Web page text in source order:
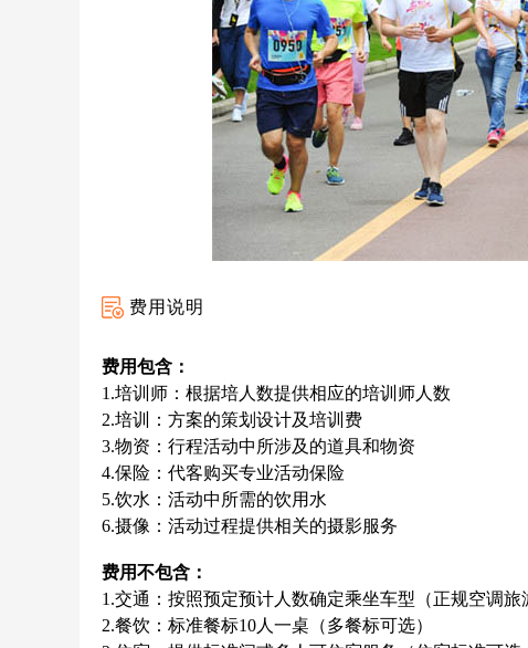
费用说明
费用包含：
1.培训师：根据培人 数提供相应的培训师人数
2.培训：方案的策划设计及培训费
3.物资：行程活动中所涉及的道具和物资
4.保险：代客购买专业活动保险
5.饮水：活动中所需的饮用水
6.摄像：活动过程提供相关的摄影服务
费用不包含：
1.交通：按照预定预计人数确定乘坐车型（正规空调旅
2.餐饮：标准餐标10人一桌（多餐标可选）